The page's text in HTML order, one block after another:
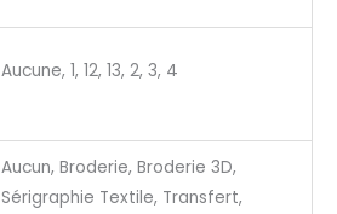
Aucune, 1, 12, 13, 2, 3, 4
Aucun, Broderie, Broderie 3D,
Sérigraphie Textile, Transfert,